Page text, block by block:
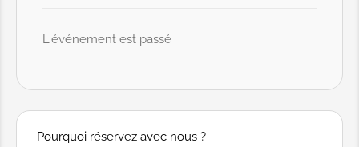
L'événement est passé
Pourquoi réservez avec nous ?